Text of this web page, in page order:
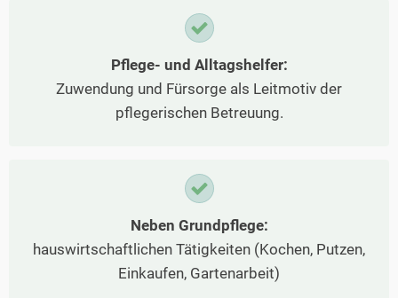
Pflege- und Alltagshelfer:
Zuwendung und Fürsorge als Leitmotiv der
pflegerischen Betreuung.
Neben Grundpflege:
hauswirtschaftlichen Tätigkeiten (Kochen, Putzen,
Einkaufen, Gartenarbeit)